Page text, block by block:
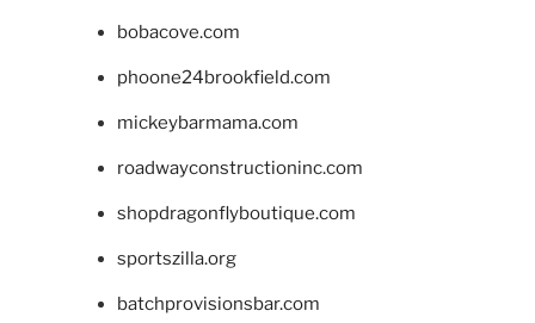
bobacove.com
phoone24brookfield.com
mickeybarmama.com
roadwayconstructioninc.com
shopdragonflyboutique.com
sportszilla.org
batchprovisionsbar.com